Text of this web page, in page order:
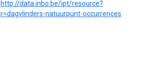
http://data.inbo.be/ipt/resource?
r=dagvlinders-natuurpunt-occurrences